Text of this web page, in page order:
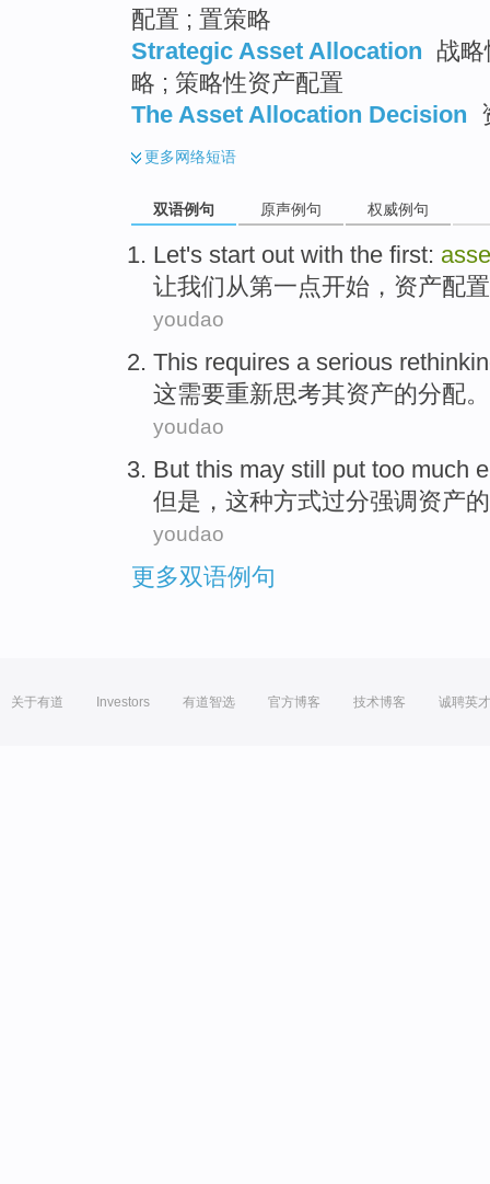
配置 ; 置策略
Strategic Asset Allocation 战
略 ; 策略性资产配置
The Asset Allocation Decision
更多网络短语
双语例句 原声例句 权威例句
Let's start out with the first:
让我们从第一点开始 ，资产配
youdao
This requires a serious
这需要重新思考其资产的分配。
youdao
But this may still put too much
但是， 这种方式过分强调资产的
youdao
更多双语例句
关于有道 Investors 有道智选 官方博客 技术博客 诚聘英才